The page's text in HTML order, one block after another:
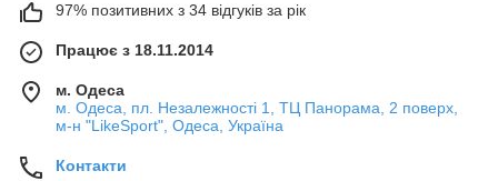
97% позитивних з 34 відгуків за рік
Працює з 18.11.2014
м. Одеса
м. Одеса, пл. Незалежності 1, ТЦ Панорама, 2 поверх,
м-н "LikeSport", Одеса, Україна
Контакти